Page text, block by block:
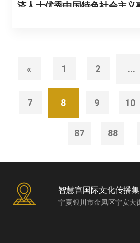
济人士优秀中国特色社会主义
« 1 2 ...
7 8 9 10
87 88
智慧宫国际文化传播
宁夏银川市金凤区宁安大